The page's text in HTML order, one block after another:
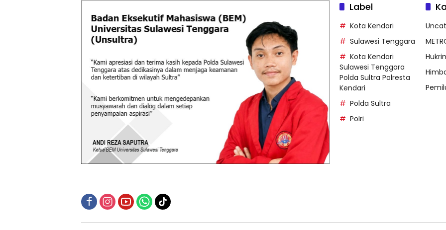
Label
Kota Kendari
Sulawesi Tenggara
Kota Kendari
Sulawesi Tenggara
Polda Sultra Polresta
Kendari
Polda Sultra
Polri